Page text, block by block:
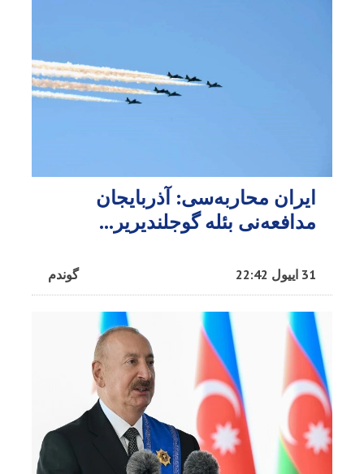
ایران محاربه‌سی: آذربایجان
مدافعه‌نی بئله گوجلندیریر...
گوندم 31 اییول 22:42